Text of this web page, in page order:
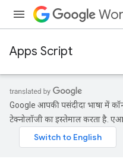
Apps Script
Google आपकी पसंदीदा भाषा में
टेक्नोलॉजी का इस्तेमाल करता है.